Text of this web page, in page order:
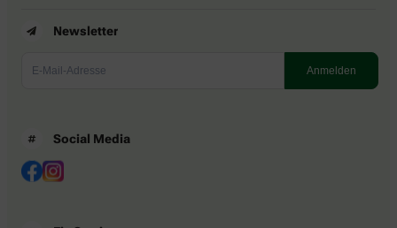
Newsletter
Social Media